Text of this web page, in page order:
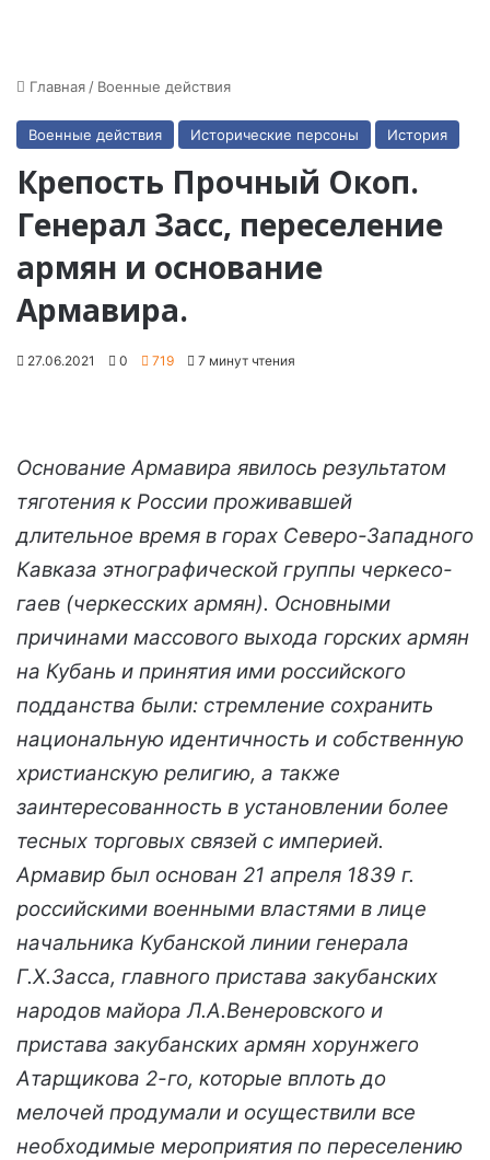
Главная / Военные действия
Военные действия Исторические персоны История
Крепость Прочный Окоп.
Генерал Засс, переселение
армян и основание
Армавира.
27.06.2021 0 719 7 минут чтения
Основание Армавира явилось результатом
тяготения к России проживавшей
длительное время в горах Северо-Западного
Кавказа этнографической группы черкесо-
гаев (черкесских армян). Основными
причинами массового выхода горских армян
на Кубань и принятия ими российского
подданства были: стремление сохранить
национальную идентичность и собственную
христианскую религию, а также
заинтересованность в установлении более
тесных торговых связей с империей.
Армавир был основан 21 апреля 1839 г.
российскими военными властями в лице
начальника Кубанской линии генерала
Г.Х.Засса, главного пристава закубанских
народов майора Л.А.Венеровского и
пристава закубанских армян хорунжего
Атарщикова 2-го, которые вплоть до
мелочей продумали и осуществили все
необходимые мероприятия по переселению